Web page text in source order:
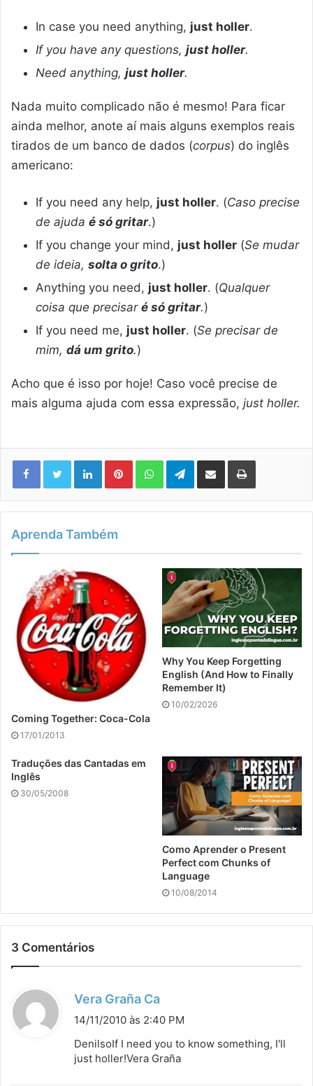
In case you need anything, just holler.
If you have any questions, just holler.
Need anything, just holler.
Nada muito complicado não é mesmo! Para ficar
ainda melhor, anote aí mais alguns exemplos reais
tirados de um banco de dados (corpus) do inglês
americano:
If you need any help, just holler. (Caso precise
de ajuda é só gritar.)
If you change your mind, just holler (Se mudar
de ideia, solta o grito.)
Anything you need, just holler. (Qualquer
coisa que precisar é só gritar.)
If you need me, just holler. (Se precisar de
mim, dá um grito.)
Acho que é isso por hoje! Caso você precise de
mais alguma ajuda com essa expressão, just holler.
LinkedinPinterestWhatsAppTelegram
Compartilhar via e-mail Imprimir
Aprenda Também
Coming Together: Coca-Cola
17/01/2013
Why You Keep Forgetting
English (And How to Finally
Remember It)
10/02/2026
Traduções das Cantadas em
Inglês
30/05/2008
Como Aprender o Present
Perfect com Chunks of
Language
10/08/2014
3 Comentários
Vera Graña Ca
i
s
14/11/2010 às 2:40 PM
DenilsoIf I need you to know something, I'll
just holler!Vera Graña